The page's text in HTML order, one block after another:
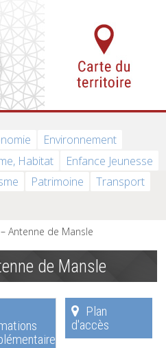
Environnement
Habitat
Enfance Jeunesse
Patrimoine Transport
Antenne de Mansle
de Mansle
Plan
d'accès